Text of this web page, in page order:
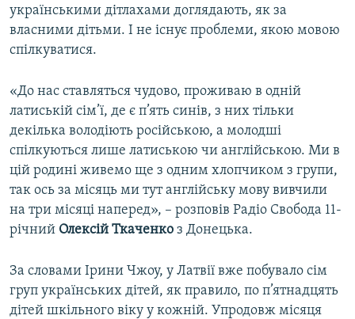
українськими дітлахами доглядають, як за
власними дітьми. І не існує проблеми, якою мовою
спілкуватися.
«До нас ставляться чудово, проживаю в одній
латиській сім’ї, де є п’ять синів, з них тільки
декілька володіють російською, а молодші
спілкуються лише латиською чи англійською. Ми в
цій родині живемо ще з одним хлопчиком з групи,
так ось за місяць ми тут англійську мову вивчили
на три місяці наперед», – розповів Радіо Свобода 11-
річний Олексій Ткаченко з Донецька.
За словами Ірини Чжоу, у Латвії вже побувало сім
груп українських дітей, як правило, по п’ятнадцять
дітей шкільного віку у кожній. Упродовж місяця